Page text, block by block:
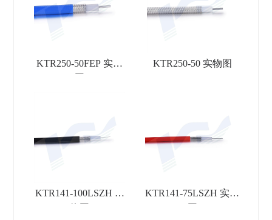
KTR250-50FEP 实物
KTR250-50 实物图
KTR141-100LSZH 实
KTR141-75LSZH 实物